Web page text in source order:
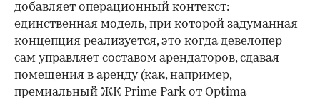
добавляет операционный контекст:
единственная модель, при которой задуманная
концепция реализуется, это когда девелопер
сам управляет составом арендаторов, сдавая
помещения в аренду (как, например,
премиальный ЖК Prime Park от Optima